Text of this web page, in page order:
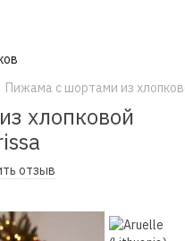
Пижама с шортами из
хлопковой
отзыв